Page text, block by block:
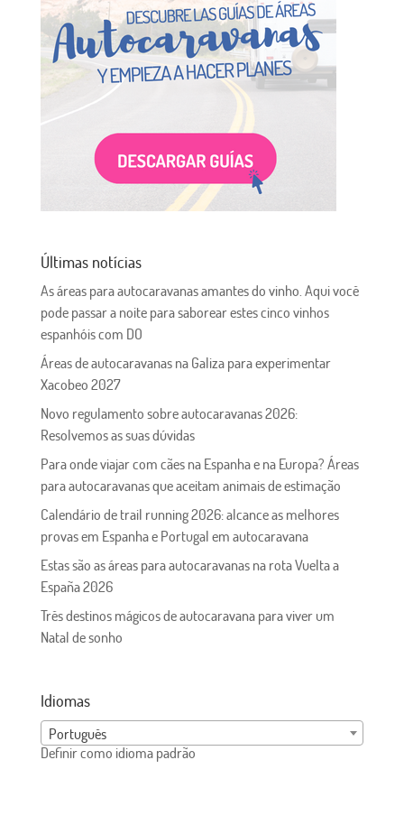
Últimas notícias
As áreas para autocaravanas amantes do vinho. Aqui você
pode passar a noite para saborear estes cinco vinhos
espanhóis com DO
Áreas de autocaravanas na Galiza para experimentar
Xacobeo 2027
Novo regulamento sobre autocaravanas 2026:
Resolvemos as suas dúvidas
Para onde viajar com cães na Espanha e na Europa? Áreas
para autocaravanas que aceitam animais de estimação
Calendário de trail running 2026: alcance as melhores
provas em Espanha e Portugal em autocaravana
Estas são as áreas para autocaravanas na rota Vuelta a
España 2026
Três destinos mágicos de autocaravana para viver um
Natal de sonho
Idiomas
Português
Definir como idioma padrão